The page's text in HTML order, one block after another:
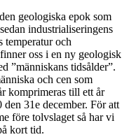
geologiska epok som
industrialiseringens
temperatur och
oss i en ny geologisk
”människans tidsålder”.
och cen som
komprimeras till ett år
31e december. För att
före tolvslaget så har vi
kort tid.